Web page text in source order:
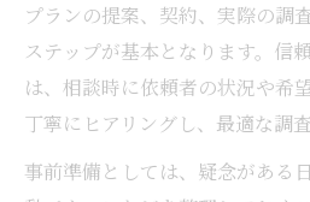
統計データに基づく調査
浮気調査統計データ
調査後に必要な証拠
には
プランの提案、契約、実際の調
ステップが基本となります。信
は、相談時に依頼者の状況や希
丁寧にヒアリングし、最適な調
事前準備としては、疑念がある